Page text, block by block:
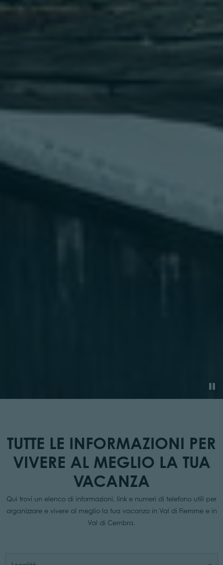
TUTTE LE INFORMAZIONI PER
VIVERE AL MEGLIO LA TUA
VACANZA
Qui trovi un elenco di informazioni, link e numeri di telefono utili per
organizzare e vivere al meglio la tua vacanza in Val di Fiemme e in
Val di Cembra.